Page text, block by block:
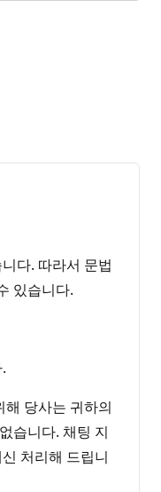
다. 따라서 문법
있습니다.
당사는 귀하의
습니다. 채팅 지
처리해 드립니